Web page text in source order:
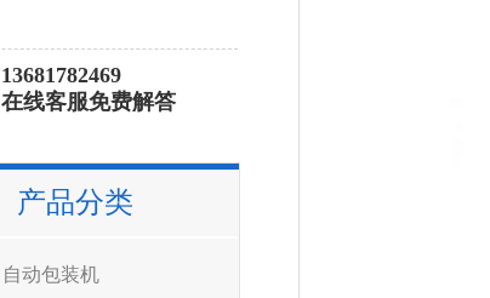
13681782469
在线客服免费解答
产品分类
自动包装机